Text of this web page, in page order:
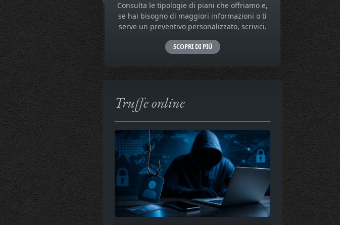
Consulta le tipologie di piani che offriamo e,
se hai bisogno di maggiori informazioni o ti
serve un preventivo personalizzato, scrivici.
SCOPRI DI PIÙ
Truffe online